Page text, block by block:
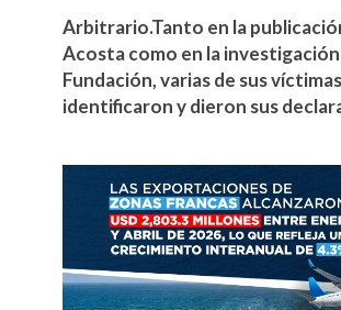
Arbitrario.Tanto en la
Acosta como en la investigación
Fundación, varias de sus
identificaron y dieron sus